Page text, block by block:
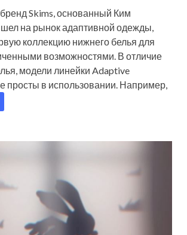
Skims, основанный Ким
на рынок адаптивной одежды,
коллекцию нижнего белья для
возможностями. В отличие
модели линейки Adaptive
просты в использовании. Например,